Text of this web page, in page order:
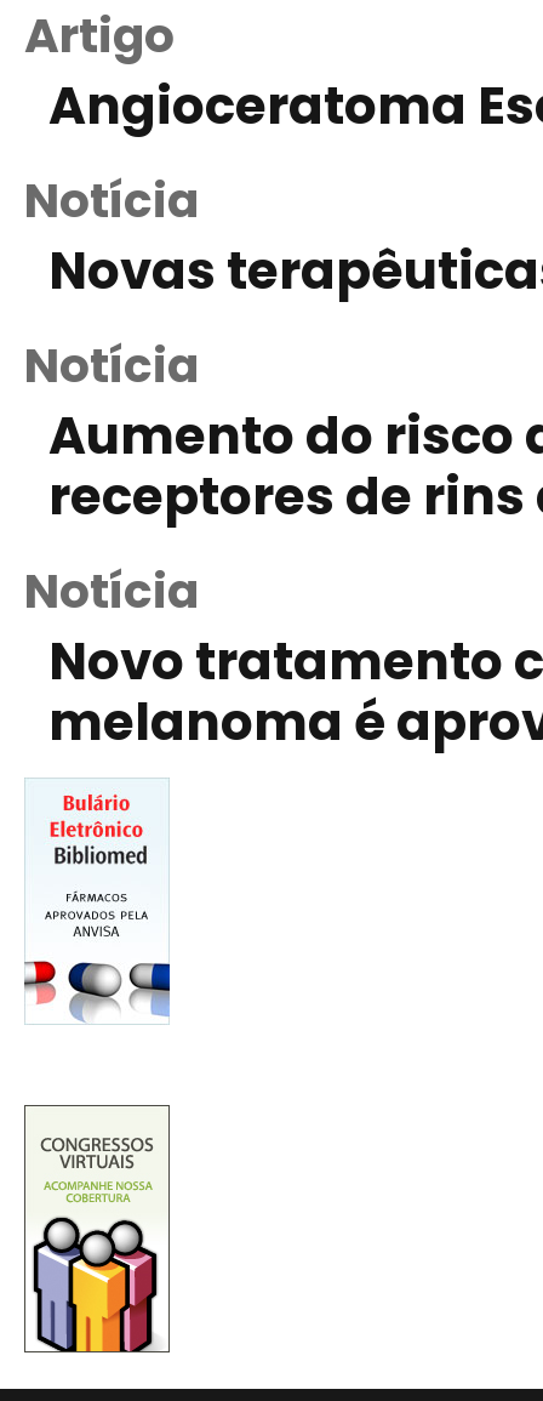
Artigo
Angioceratoma
Notícia
Novas
Notícia
Aumento do risco
receptores de
Notícia
Novo tratamento
melanoma é